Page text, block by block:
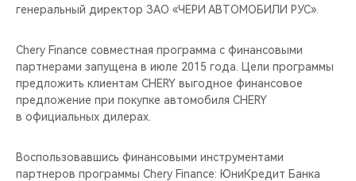
генеральный директор ЗАО «ЧЕРИ АВТОМОБИЛИ РУС».
Chery Finance совместная программа с финансовыми
партнерами запущена в июле 2015 года. Цели программы
предложить клиентам CHERY выгодное финансовое
предложение при покупке автомобиля CHERY
в официальных дилерах.
Воспользовавшись финансовыми инструментами
партнеров программы Chery Finance: ЮниКредит Банка